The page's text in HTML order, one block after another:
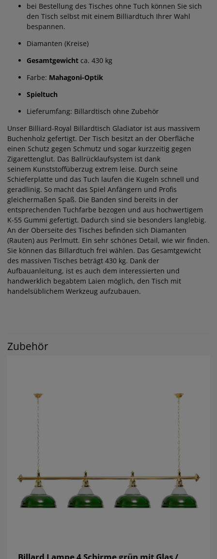
bei Bestellung des Tisches ohne Tuch können Sie sich
den Tisch selbst mit einem Billiardtuch Ihrer Wahl
bespannen.
Diamanten (Kreise)
Gesamtgewicht ca. 430 kg
Farbe: Mahagoni-Optik
Spieltuch
Lieferumfang: Billardtisch ohne Zubehör
Unser Billiard-Royal Billardtisch Gladiator ist aus massivem
Buchenholz gefertigt. Der Tisch besitzt an der Oberfläche
einen Schutz gegen Schmutz und sogar kurzzeitig gegen
Zigarettenglut. Das Ballrücklaufsystem ist dank
seinem Kunststoffüberzug extrem leise. Durch seine
Schieferplatte und das Tuch laufen die Kugeln schnell und
geradlinig. So macht das Spiel Anfängern und Profis
gleichermaßen Spaß. Die Banden sind bereits in der
entsprechenden Tuchfarbe bezogen und aus hochwertigem
K-55 Gummi gefertigt. Dadurch sind sie besonders langlebig.
An der Oberseite des Tisches befinden sich Diamanten
(Rauten) aus Perlmutt. Ein sehr schönes Detail, wie wir finden.
Sie können das Billardtuch frei wählen. Das Gesamtgewicht
des massiven Tisches beträgt 430 kg. Dank der
Aufbauanleitung, ist es auch dem interessierten und
handwerklich begabtem Laien möglich, den Tisch mit
handelsüblichem Werkzeug aufzubauen.
Zubehör